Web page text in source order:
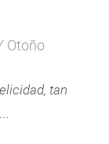
Otoño
tan